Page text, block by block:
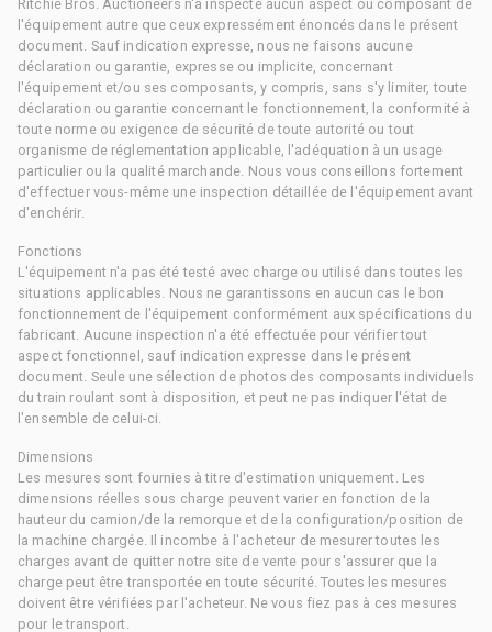
Ritchie Bros. Auctioneers n'a inspecté aucun aspect ou composant de
l'équipement autre que ceux expressément énoncés dans le présent
document. Sauf indication expresse, nous ne faisons aucune
déclaration ou garantie, expresse ou implicite, concernant
l'équipement et/ou ses composants, y compris, sans s'y limiter, toute
déclaration ou garantie concernant le fonctionnement, la conformité à
toute norme ou exigence de sécurité de toute autorité ou tout
organisme de réglementation applicable, l'adéquation à un usage
particulier ou la qualité marchande. Nous vous conseillons fortement
d'effectuer vous-même une inspection détaillée de l'équipement avant
d'enchérir.
Fonctions
L'équipement n'a pas été testé avec charge ou utilisé dans toutes les
situations applicables. Nous ne garantissons en aucun cas le bon
fonctionnement de l'équipement conformément aux spécifications du
fabricant. Aucune inspection n'a été effectuée pour vérifier tout
aspect fonctionnel, sauf indication expresse dans le présent
document. Seule une sélection de photos des composants individuels
du train roulant sont à disposition, et peut ne pas indiquer l'état de
l'ensemble de celui-ci.
Dimensions
Les mesures sont fournies à titre d'estimation uniquement. Les
dimensions réelles sous charge peuvent varier en fonction de la
hauteur du camion/de la remorque et de la configuration/position de
la machine chargée. Il incombe à l'acheteur de mesurer toutes les
charges avant de quitter notre site de vente pour s'assurer que la
charge peut être transportée en toute sécurité. Toutes les mesures
doivent être vérifiées par l'acheteur. Ne vous fiez pas à ces mesures
pour le transport.